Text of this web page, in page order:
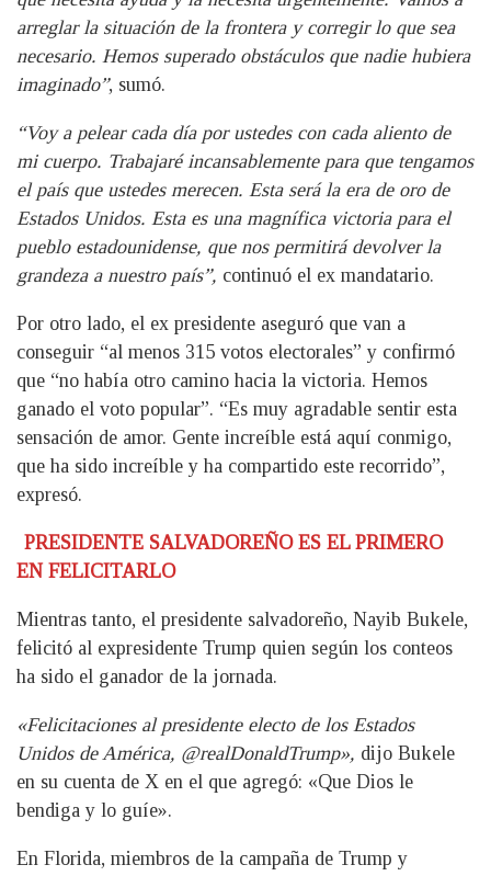
arreglar la situación de la frontera y corregir lo que sea
necesario. Hemos superado obstáculos que nadie hubiera
imaginado”, sumó.
“Voy a pelear cada día por ustedes con cada aliento de
mi cuerpo. Trabajaré incansablemente para que tengamos
el país que ustedes merecen. Esta será la era de oro de
Estados Unidos. Esta es una magnífica victoria para el
pueblo estadounidense, que nos permitirá devolver la
grandeza a nuestro país”, continuó el ex mandatario.
Por otro lado, el ex presidente aseguró que van a
conseguir “al menos 315 votos electorales” y confirmó
que “no había otro camino hacia la victoria. Hemos
ganado el voto popular”. “Es muy agradable sentir esta
sensación de amor. Gente increíble está aquí conmigo,
que ha sido increíble y ha compartido este recorrido”,
expresó.
PRESIDENTE SALVADOREÑO ES EL PRIMERO
EN FELICITARLO
Mientras tanto, el presidente salvadoreño, Nayib Bukele,
felicitó al expresidente Trump quien según los conteos
ha sido el ganador de la jornada.
«Felicitaciones al presidente electo de los Estados
Unidos de América, @realDonaldTrump», dijo Bukele
en su cuenta de X en el que agregó: «Que Dios le
bendiga y lo guíe».
En Florida, miembros de la campaña de Trump y